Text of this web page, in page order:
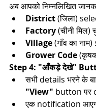
अब आपको निम्नलिखित
District (जिला)
Factory (चीनी मिल)
Village (गाँव का
Grower Code
Step 4: "आँकड़े देखे"
सभी details भरने के
"View" button पर
एक notification